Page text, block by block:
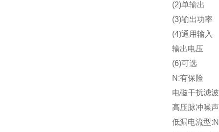
(2)单输出
(3)输出功率
(4)通用输入
输出电压
(6)可选
N:有保险
电磁干扰滤
高压脉冲噪
低漏电流型